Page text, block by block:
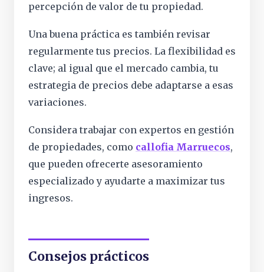
percepción de valor de tu propiedad.
Una buena práctica es también revisar
regularmente tus precios. La flexibilidad es
clave; al igual que el mercado cambia, tu
estrategia de precios debe adaptarse a esas
variaciones.
Considera trabajar con expertos en gestión
de propiedades, como callofia Marruecos,
que pueden ofrecerte asesoramiento
especializado y ayudarte a maximizar tus
ingresos.
Consejos prácticos